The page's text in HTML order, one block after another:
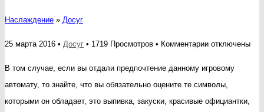
Наслаждение » Досуг
25 марта 2016 • Досуг • 1719 Просмотров • Комментариикотключены
В том случае, если вы отдали предпочтение данному игровому
автомату, то знайте, что вы обязательно оцените те символы,
которыми он обладает, это выпивка, закуски, красивые официантки,